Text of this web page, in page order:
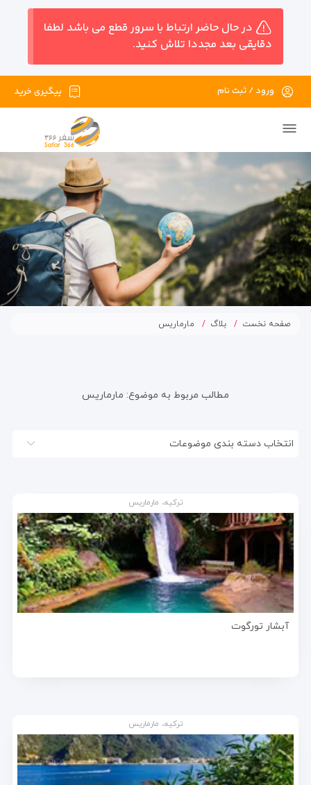
در حال حاضر ارتباط با سرور قطع می باشد لطفا
دقایقی بعد مجددا تلاش کنید.
پیگیری خرید ورود / ثبت نام
صفحه نخست بلاگ مارماریس
مطالب مربوط به موضوع: مارماریس
انتخاب دسته بندی موضوعات
ترکیه، مارماریس
آبشار تورگوت
ترکیه، مارماریس